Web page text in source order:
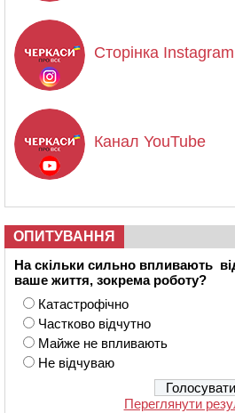
Сторінка Instagram
Канал YouTube
ОПИТУВАННЯ
На скільки сильно впливають
ваше життя, зокрема роботу?
Катастрофічно
Частково відчутно
Майже не впливають
Не відчуваю
Переглянути